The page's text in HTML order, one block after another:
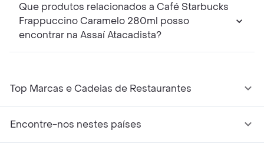
Que produtos relacionados a Café Starbucks
Frappuccino Caramelo 280ml posso
encontrar na Assaí Atacadista?
Top Marcas e Cadeias de Restaurantes
Encontre-nos nestes países